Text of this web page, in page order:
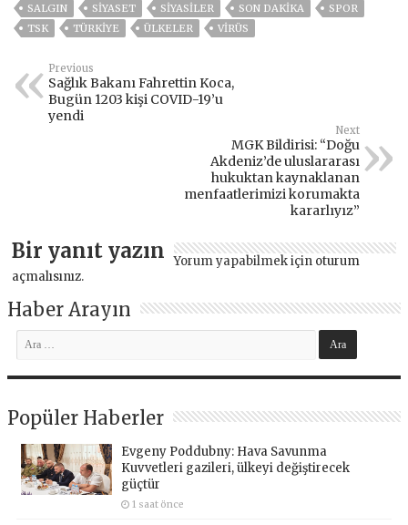
SALGIN
SİYASET SİYASİLER SON DAKIKA
SPOR
TSK
TÜRKİYE ÜLKELER VIRÜS
Previous
Sağlık Bakanı Fahrettin Koca,
Bugün 1203 kişi COVID-19’u
yendi
Next
MGK Bildirisi: “Doğu
Akdeniz’de uluslararası
hukuktan kaynaklanan
menfaatlerimizi korumakta
kararlıyız”
Bir yanıt yazın Yorum yapabilmek için oturum
açmalısınız.
Haber Arayın
Popüler Haberler
Evgeny Poddubny: Hava Savunma
Kuvvetleri gazileri, ülkeyi değiştirecek
güçtür
1 saat önce